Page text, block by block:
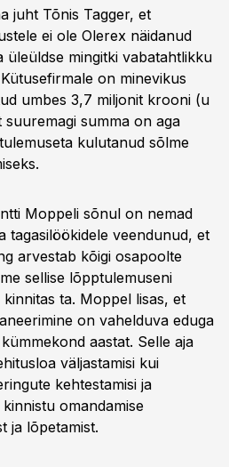
juht Tõnis Tagger, et
ei ole Olerex näidanud
üleüldse mingitki vabatahtlikku
on minevikus
umbes 3,7 miljonit krooni (u
summa on aga
kulutanud sõlme
Moppeli sõnul on nemad
tagasilöökidele veendunud, et
arvestab kõigi osapoolte
sellise lõpptulemuseni
ta. Moppel lisas, et
on vahelduva eduga
aastat. Selle aja
väljastamisi kui
kehtestamisi ja
omandamise
ja lõpetamist.